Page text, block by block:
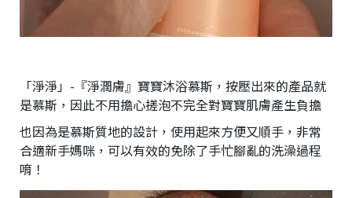
「淨淨」-『淨潤膚』寶寶沐浴慕斯，按壓出來的產品就
是慕斯，因此不用擔心搓泡不完全對寶寶肌膚產生負擔
也因為是慕斯質地的設計，使用起來方便又順手，非常
合適新手媽咪，可以有效的免除了手忙腳亂的洗澡過程
唷！